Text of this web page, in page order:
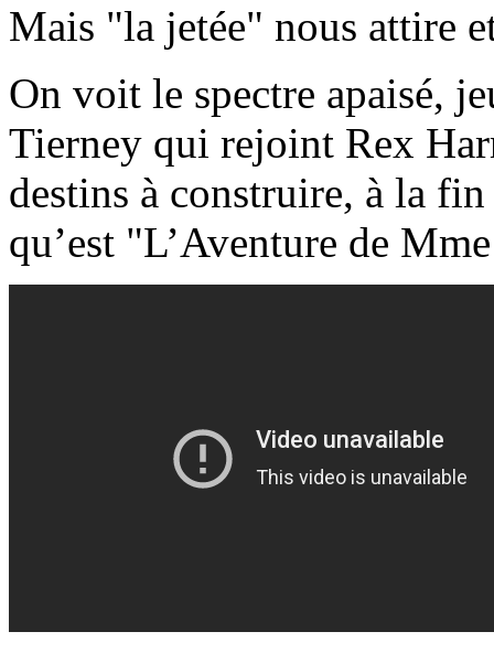
Mais "la jetée" nous attire
On voit le spectre apaisé,
Tierney qui rejoint Rex
destins à construire, à la
qu’est "L’Aventure de